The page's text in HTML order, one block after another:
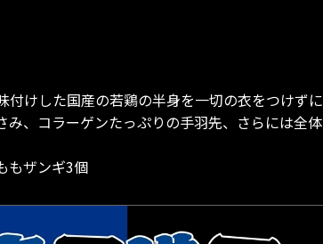
けした国産の若鶏の半身を一切の衣をつけずに
、コラーゲンたっぷりの手羽先、さらには全
もザンギ3個